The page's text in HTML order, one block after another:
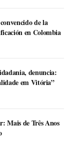
de la
en Colombia
denuncia:
em Vitória”
Mais de Três Anos